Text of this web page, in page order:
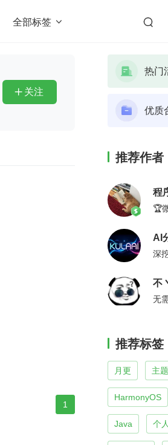
全部标签  
redis
 关注
1
热门
优质
推荐作者
程
🏆
AI
深
不
无
推荐标签
月更 主
HarmonyOS
Java 个